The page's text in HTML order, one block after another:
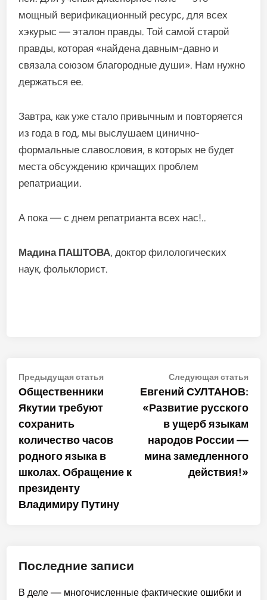
мощный верификационный ресурс, для всех
хэкурыс — эталон правды. Той самой старой
правды, которая «найдена давным-давно и
связала союзом благородные души». Нам нужно
держаться ее.
Завтра, как уже стало привычным и повторяется
из года в год, мы выслушаем цинично-
формальные славословия, в которых не будет
места обсуждению кричащих проблем
репатриации.
А пока — с днем репатрианта всех нас!..
Мадина ПАШТОВА, доктор филологических
наук, фольклорист.
Навигация
по
записям
Предыдущая статьяПредыдущая
Общественники
Якутии требуют
сохранить
количество часов
родного языка в
школах. Обращение к
президенту
Владимиру Путину
Следующая статья
Евгений СУЛТАНОВ:
«Развитие русского
в ущерб языкам
народов России —
мина замедленного
действия!»
Последние записи
В деле — многочисленные фактические ошибки и